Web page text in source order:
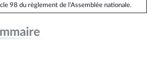
98 du règlement de l'Assemblée nationale.